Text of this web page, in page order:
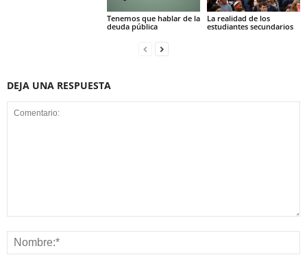
Tenemos que hablar de la
deuda pública
La realidad de los
estudiantes secundarios
DEJA UNA RESPUESTA